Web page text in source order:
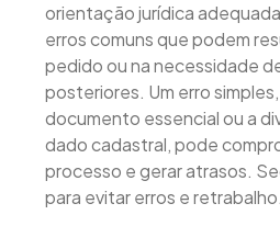
orientação jurídica
erros comuns que podem
pedido ou na necessidade
posteriores. Um erro
documento essencial ou a
dado cadastral, pode
processo e gerar atrasos.
para evitar erros e retrabalho.